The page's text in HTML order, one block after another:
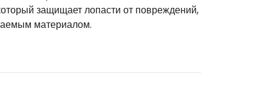
защищает лопасти от повреждений,
материалом.